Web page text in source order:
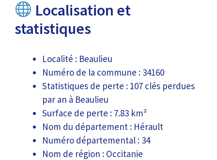
Localisation et
statistiques
Localité : Beaulieu
Numéro de la commune : 34160
Statistiques de perte : 107 clés perdues
par an à Beaulieu
Surface de perte : 7.83 km²
Nom du département : Hérault
Numéro départemental : 34
Nom de région : Occitanie